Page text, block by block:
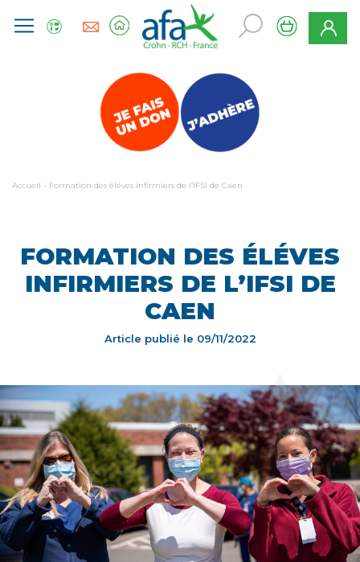
Accueil - Formation des éléves infirmiers de l’IFSI de Caen
FORMATION DES ÉLÉVES
INFIRMIERS DE L’IFSI DE
CAEN
Article publié le 09/11/2022